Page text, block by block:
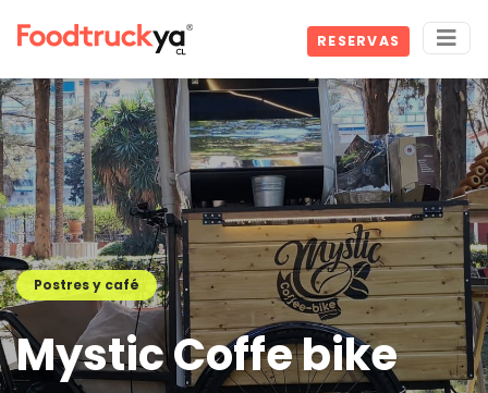
RESERVAS
Postres y café
Mystic Coffe bike